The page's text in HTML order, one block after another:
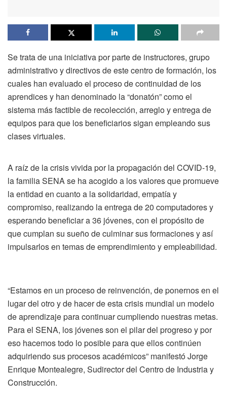
Se trata de una iniciativa por parte de instructores, grupo
administrativo y directivos de este centro de formación, los
cuales han evaluado el proceso de continuidad de los
aprendices y han denominado la “donatón” como el
sistema más factible de recolección, arreglo y entrega de
equipos para que los beneficiarios sigan empleando sus
clases virtuales.
A raíz de la crisis vivida por la propagación del COVID-19,
la familia SENA se ha acogido a los valores que promueve
la entidad en cuanto a la solidaridad, empatía y
compromiso, realizando la entrega de 20 computadores y
esperando beneficiar a 36 jóvenes, con el propósito de
que cumplan su sueño de culminar sus formaciones y así
impulsarlos en temas de emprendimiento y empleabilidad.
“Estamos en un proceso de reinvención, de ponernos en el
lugar del otro y de hacer de esta crisis mundial un modelo
de aprendizaje para continuar cumpliendo nuestras metas.
Para el SENA, los jóvenes son el pilar del progreso y por
eso hacemos todo lo posible para que ellos continúen
adquiriendo sus procesos académicos” manifestó Jorge
Enrique Montealegre, Sudirector del Centro de Industria y
Construcción.